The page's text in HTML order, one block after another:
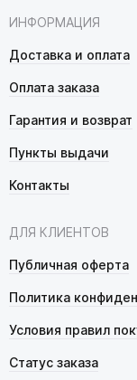
ИНФОРМАЦИЯ
Доставка и оплата
Оплата заказа
Гарантия и возврат
Пункты выдачи
Контакты
ДЛЯ КЛИЕНТОВ
Публичная оферта
Политика
Условия правил
Статус заказа